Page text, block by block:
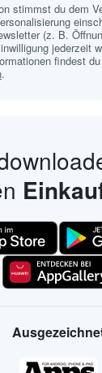
stimmst du dem
(z. B.
jederzeit
findest
.